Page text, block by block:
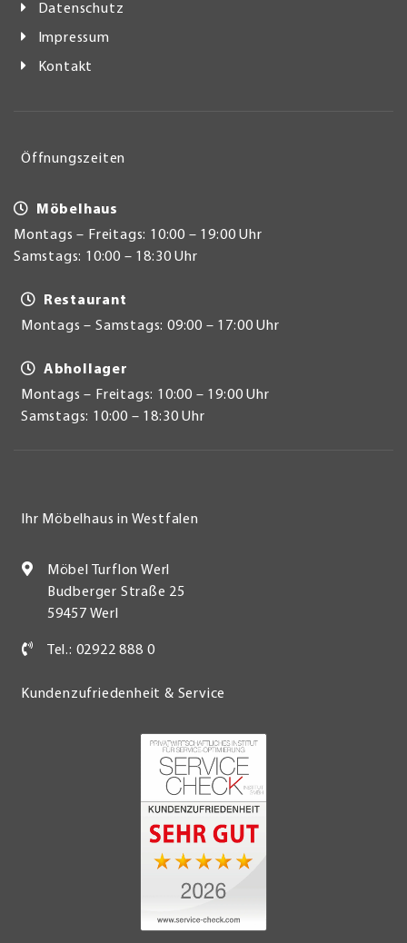
Datenschutz
Impressum
Kontakt
Öffnungszeiten
Möbelhaus
Montags – Freitags: 10:00 – 19:00 Uhr
Samstags: 10:00 – 18:30 Uhr
Restaurant
Montags – Samstags: 09:00 – 17:00 Uhr
Abhollager
Montags – Freitags: 10:00 – 19:00 Uhr
Samstags: 10:00 – 18:30 Uhr
Ihr Möbelhaus in Westfalen
Möbel Turflon Werl
Budberger Straße 25
59457 Werl
Tel.: 02922 888 0
Kundenzufriedenheit & Service